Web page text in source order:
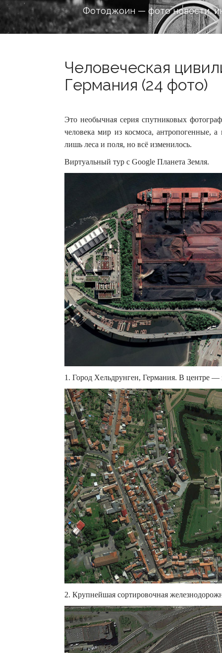
Фотоджоин — фото новости,
Человеческая
Германия (24 фото)
Это необычная серия спутниковых
человека мир из космоса, антропогенные,
лишь леса и поля, но всё изменилось.
Виртуальный тур с Google Планета Земля.
1. Город Хельдрунген, Германия. В центре —
2. Крупнейшая сортировочная